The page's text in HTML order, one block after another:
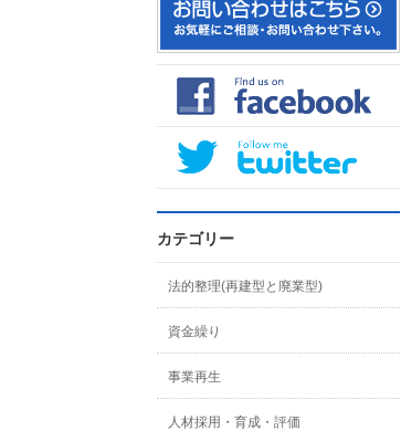
カテゴリー
法的整理(再建型と廃業型)
資金繰り
事業再生
人材採用・育成・評価